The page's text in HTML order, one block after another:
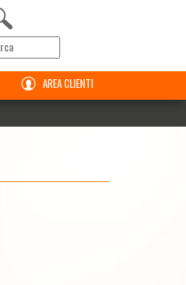
AREA CLIENTI